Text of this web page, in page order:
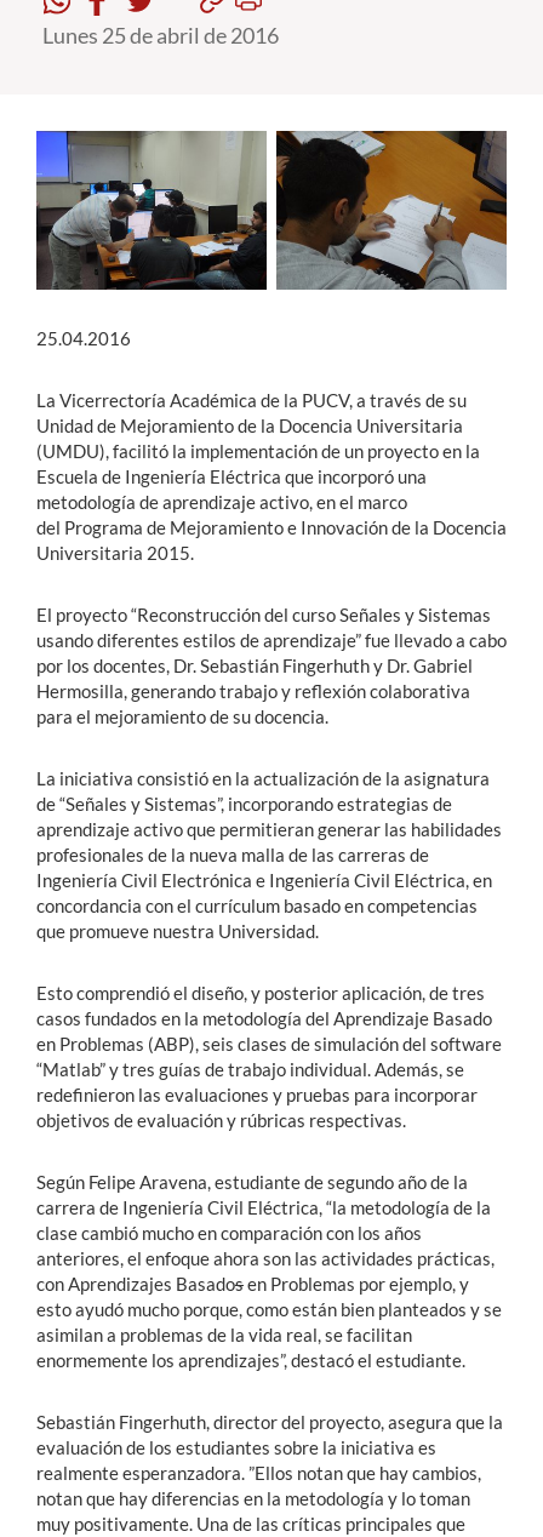
Funcionarios
English
Lunes 25 de abril de 2016
25.04.2016
La Vicerrectoría Académica de la PUCV, a través de su
Unidad de Mejoramiento de la Docencia Universitaria
(UMDU), facilitó la implementación de un proyecto en la
Escuela de Ingeniería Eléctrica que incorporó una
metodología de aprendizaje activo, en el marco
del Programa de Mejoramiento e Innovación de la Docencia
Universitaria 2015.
El proyecto “Reconstrucción del curso Señales y Sistemas
usando diferentes estilos de aprendizaje” fue llevado a cabo
por los docentes, Dr. Sebastián Fingerhuth y Dr. Gabriel
Hermosilla, generando trabajo y reflexión colaborativa
para el mejoramiento de su docencia.
La iniciativa consistió en la actualización de la asignatura
de “Señales y Sistemas”, incorporando estrategias de
aprendizaje activo que permitieran generar las habilidades
profesionales de la nueva malla de las carreras de
Ingeniería Civil Electrónica e Ingeniería Civil Eléctrica, en
concordancia con el currículum basado en competencias
que promueve nuestra Universidad.
Esto comprendió el diseño, y posterior aplicación, de tres
casos fundados en la metodología del Aprendizaje Basado
en Problemas (ABP), seis clases de simulación del software
“Matlab” y tres guías de trabajo individual. Además, se
redefinieron las evaluaciones y pruebas para incorporar
objetivos de evaluación y rúbricas respectivas.
Según Felipe Aravena, estudiante de segundo año de la
carrera de Ingeniería Civil Eléctrica, “la metodología de la
clase cambió mucho en comparación con los años
anteriores, el enfoque ahora son las actividades prácticas,
con Aprendizajes Basadosen Problemas por ejemplo, y
esto ayudó mucho porque, como están bien planteados y se
asimilan a problemas de la vida real, se facilitan
enormemente los aprendizajes”, destacó el estudiante.
Sebastián Fingerhuth, director del proyecto, asegura que la
evaluación de los estudiantes sobre la iniciativa es
realmente esperanzadora. ”Ellos notan que hay cambios,
notan que hay diferencias en la metodología y lo toman
muy positivamente. Una de las críticas principales que